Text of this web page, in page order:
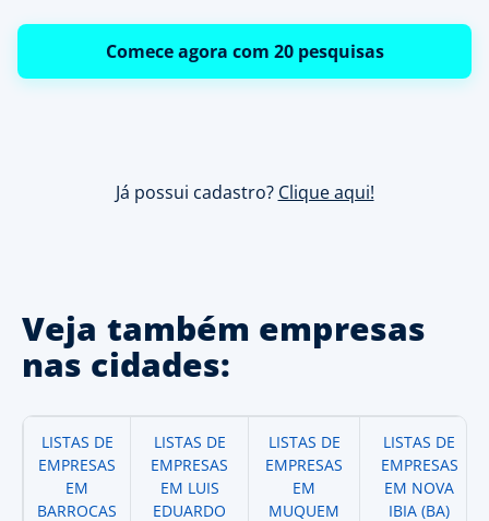
Comece agora com 20 pesquisas
Já possui cadastro? Clique aqui!
Veja também empresas
nas cidades:
LISTAS DE
EMPRESAS
EM
BARROCAS
LISTAS DE
EMPRESAS
EM LUIS
EDUARDO
LISTAS DE
EMPRESAS
EM
MUQUEM
LISTAS DE
EMPRESAS
EM NOVA
IBIA (BA)